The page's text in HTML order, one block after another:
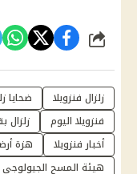
شارك
زلزال فنزويلا ضحايا
فنزويلا اليوم
زلزال
أخبار فنزويلا
هزة
هيئة المسح الجيولوجي